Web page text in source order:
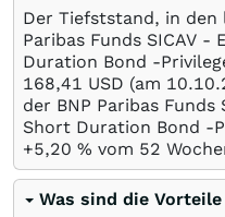
Der Tiefststand, in den
Paribas Funds SICAV -
Duration Bond -
168,41 USD (am
der BNP Paribas Funds
Short Duration Bond -
+5,20 % vom 52
Was sind die